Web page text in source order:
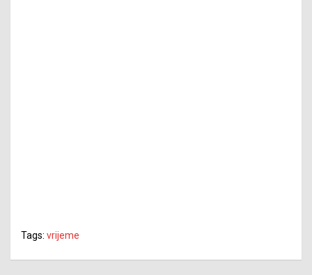
Tags: vrijeme